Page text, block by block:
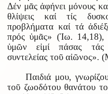
Δέν μᾶς ἀφήνει μόνους
θλίψεις καί τίς
προβλήματα καί τά
πρός ὑμᾶς» (Ἰω. 14,18),
ὑμῶν εἰμί πάσας
συντελείας τοῦ αἰῶνος».
Παιδιά μου,
τοῦ ζωοδότου θανάτου